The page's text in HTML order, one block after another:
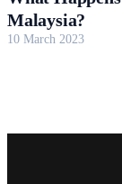
Malaysia?
10 March 2023